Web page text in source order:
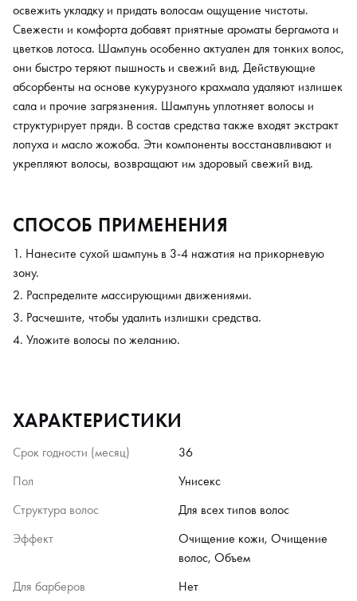
освежить укладку и придать волосам ощущение чистоты.
Свежести и комфорта добавят приятные ароматы бергамота и
цветков лотоса. Шампунь особенно актуален для тонких волос,
они быстро теряют пышность и свежий вид. Действующие
абсорбенты на основе кукурузного крахмала удаляют излишек
сала и прочие загрязнения. Шампунь уплотняет волосы и
структурирует пряди. В состав средства также входят экстракт
лопуха и масло жожоба. Эти компоненты восстанавливают и
укрепляют волосы, возвращают им здоровый свежий вид.
СПОСОБ ПРИМЕНЕНИЯ
Нанесите сухой шампунь в 3-4 нажатия на прикорневую
зону.
Распределите массирующими движениями.
Расчешите, чтобы удалить излишки средства.
Уложите волосы по желанию.
ХАРАКТЕРИСТИКИ
Срок годности (месяц)
36
Пол
Унисекс
Структура волос
Для всех типов волос
Эффект
Очищение кожи, Очищение
волос, Объем
Для барберов
Нет